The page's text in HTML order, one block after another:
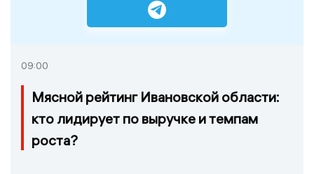
09:00
Мясной рейтинг Ивановской области:
кто лидирует по выручке и темпам
роста?